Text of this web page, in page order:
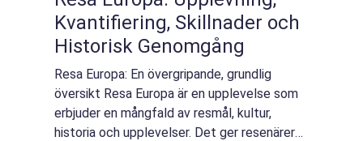
Kvantifiering, Skillnader och
Historisk Genomgång
Resa Europa: En övergripande, grundlig
översikt Resa Europa är en upplevelse som
erbjuder en mångfald av resmål, kultur,
historia och upplevelser. Det ger resenärer